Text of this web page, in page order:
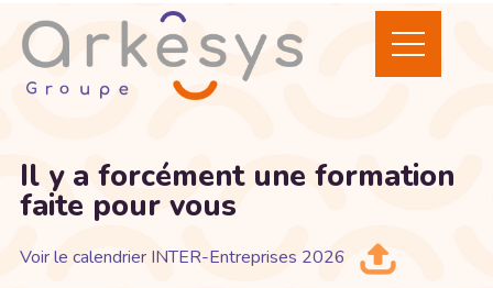
Il y a forcément une formation
faite pour vous
Voir le calendrier INTER-Entreprises 2026